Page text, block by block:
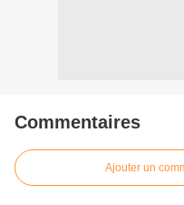
Commentaires
Ajouter un